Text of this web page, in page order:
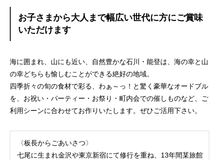
お子さまから大人まで幅広い世代に方にご賞味
いただけます
海に囲まれ、山にも近い、自然豊かな石川・能登は、海の幸と山
の幸どちらも愉しむことができる絶好の地域。
四季折々の旬の食材で彩る、わぁ～っ！と驚く豪華なオードブル
を、お祝い・パーティー・お祭り・町内会での催しものなど、ご
利用シーンに合わせてお作りいたします。ぜひご活用下さい。
〈板長からごあいさつ〉
七尾に生まれ金沢や東京新宿にて修行を重ね、13年間某旅館